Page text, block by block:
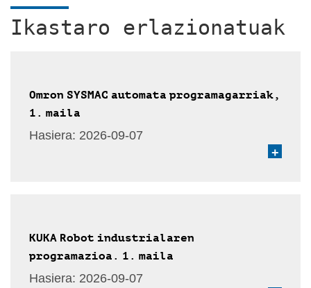
Ikastaro erlazionatuak
Omron SYSMAC automata programagarriak,
1. maila
Hasiera: 2026-09-07
+
KUKA Robot industrialaren
programazioa. 1. maila
Hasiera: 2026-09-07